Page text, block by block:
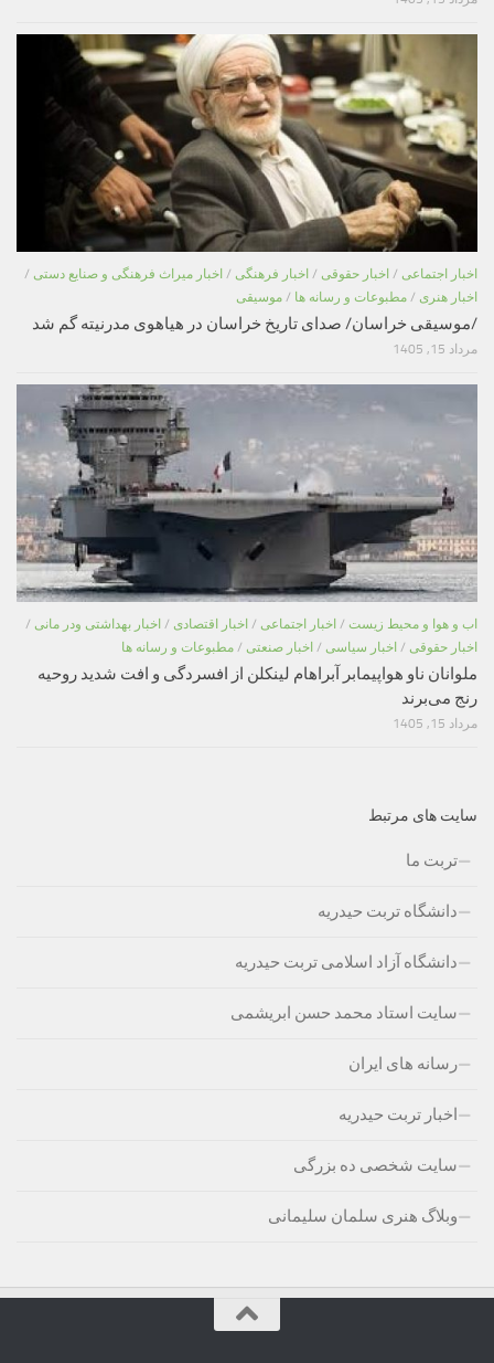
اخبار اجتماعی / اخبار حقوقی / اخبار فرهنگی / اخبار میراث فرهنگی و صنایع دستی /
اخبار هنری / مطبوعات و رسانه ها / موسیقی
/موسیقی خراسان/ صدای تاریخ خراسان در هیاهوی مدرنیته گم شد
مرداد 15, 1405
اب و هوا و محیط زیست / اخبار اجتماعی / اخبار اقتصادی / اخبار بهداشتی ودر مانی /
اخبار حقوقی / اخبار سیاسی / اخبار صنعتی / مطبوعات و رسانه ها
ملوانان ناو هواپیمابر آبراهام لینکلن از افسردگی و افت شدید روحیه
رنج می‌برند
مرداد 15, 1405
سایت های مرتبط
تربت ما
دانشگاه تربت حیدریه
دانشگاه آزاد اسلامی تربت حیدریه
سایت استاد محمد حسن ابریشمی
رسانه های ایران
اخبار تربت حیدریه
سایت شخصی ده بزرگی
وبلاگ هنری سلمان سلیمانی